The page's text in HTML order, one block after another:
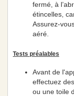
fermé, à
étincelles,
Assurez-
aéré.
Tests préalables
Avant de
effectuez des
ou une toile